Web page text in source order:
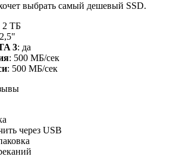
выбрать самый дешевый SSD.
2 ТБ
3: да
: 500 МБ/сек
: 500 МБ/сек
через USB